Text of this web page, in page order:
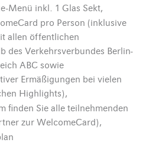
Menü inkl. 1 Glas Sekt,
pro Person (inklusive
allen öffentlichen
des Verkehrsverbundes Berlin-
ABC sowie
Ermäßigungen bei vielen
Highlights),
finden Sie alle teilnehmenden
zur WelcomeCard),